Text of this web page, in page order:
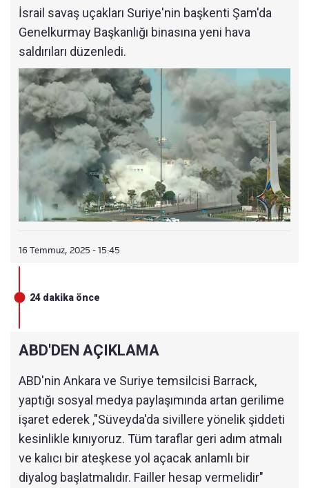
İsrail savaş uçakları Suriye'nin başkenti Şam'da
Genelkurmay Başkanlığı binasına yeni hava
saldırıları düzenledi.
16 Temmuz, 2025 - 15:45
24 dakika önce
ABD'DEN AÇIKLAMA
ABD'nin Ankara ve Suriye temsilcisi Barrack,
yaptığı sosyal medya paylaşımında artan gerilime
işaret ederek ,"Süveyda'da sivillere yönelik şiddeti
kesinlikle kınıyoruz. Tüm taraflar geri adım atmalı
ve kalıcı bir ateşkese yol açacak anlamlı bir
diyalog başlatmalıdır. Failler hesap vermelidir"